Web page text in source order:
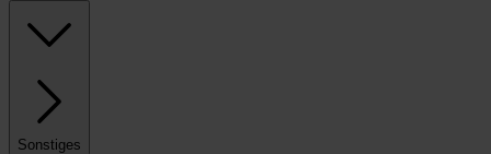
Sonstiges